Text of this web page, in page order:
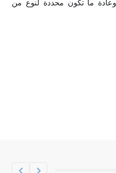
وعادة ما تكون محددة لنوع من